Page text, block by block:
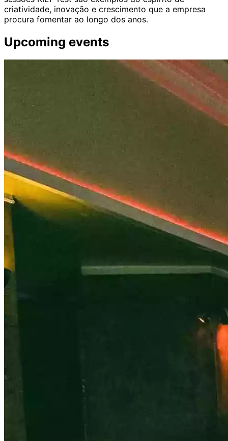
criatividade, inovação e crescimento que a empresa
procura fomentar ao longo dos anos.
Upcoming events